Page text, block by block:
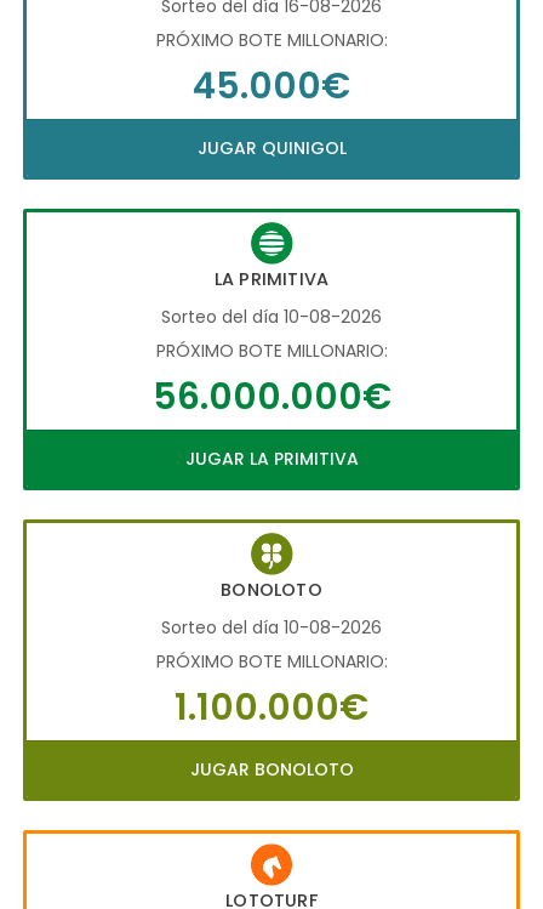
Sorteo del día 16-08-2026
PRÓXIMO BOTE MILLONARIO:
45.000€
JUGAR QUINIGOL
LA PRIMITIVA
Sorteo del día 10-08-2026
PRÓXIMO BOTE MILLONARIO:
56.000.000€
JUGAR LA PRIMITIVA
BONOLOTO
Sorteo del día 10-08-2026
PRÓXIMO BOTE MILLONARIO:
1.100.000€
JUGAR BONOLOTO
LOTOTURF